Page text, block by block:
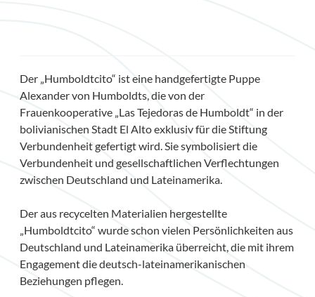
Der „Humboldtcito“ ist eine handgefertigte Puppe
Alexander von Humboldts, die von der
Frauenkooperative „Las Tejedoras de Humboldt“ in der
bolivianischen Stadt El Alto exklusiv für die Stiftung
Verbundenheit gefertigt wird. Sie symbolisiert die
Verbundenheit und gesellschaftlichen Verflechtungen
zwischen Deutschland und Lateinamerika.
Der aus recycelten Materialien hergestellte
„Humboldtcito“ wurde schon vielen Persönlichkeiten aus
Deutschland und Lateinamerika überreicht, die mit ihrem
Engagement die deutsch-lateinamerikanischen
Beziehungen pflegen.